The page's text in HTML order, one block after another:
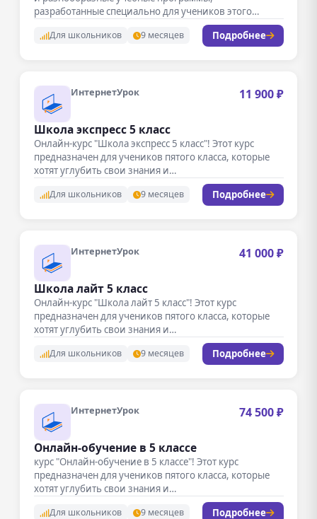
разработанные специально для учеников этого
Для школьников 9 месяцев Подробнее
ИнтернетУрок 11 900 ₽
Школа экспресс 5 класс
Онлайн-курс "Школа экспресс 5 класс"! Этот курс
предназначен для учеников пятого класса, которые
хотят углубить свои знания и…
Для школьников 9 месяцев Подробнее
ИнтернетУрок 41 000 ₽
Школа лайт 5 класс
Онлайн-курс "Школа лайт 5 класс"! Этот курс
предназначен для учеников пятого класса, которые
хотят углубить свои знания и…
Для школьников 9 месяцев Подробнее
ИнтернетУрок 74 500 ₽
Онлайн-обучение в 5 классе
курс "Онлайн-обучение в 5 классе"! Этот курс
предназначен для учеников пятого класса, которые
хотят углубить свои знания и…
Для школьников 9 месяцев Подробнее